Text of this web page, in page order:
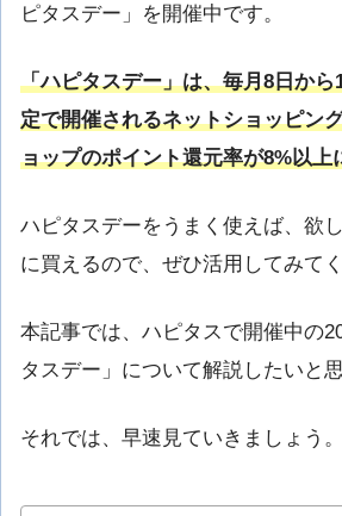
ピタスデー」を開催中です。
「ハピタスデー」は、毎月8日から
定で開催されるネットショッピン
ョップのポイント還元率が8%以上
ハピタスデーをうまく使えば、欲
に買えるので、ぜひ活用してみてく
本記事では、ハピタスで開催中の
タスデー」について解説したいと思
それでは、早速見ていきましょう。